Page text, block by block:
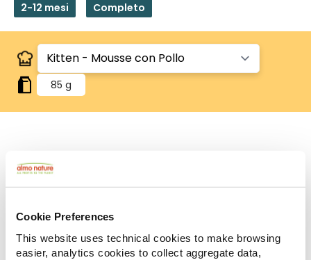
Cookie Preferences
This website uses technical cookies to make browsing
easier, analytics cookies to collect aggregate data,
2-12 mesi Completo
85 g
Gluten Free
Ricette pensate per chi vuole un prodotto senza
Ingredienti
Componenti analitici Additivi